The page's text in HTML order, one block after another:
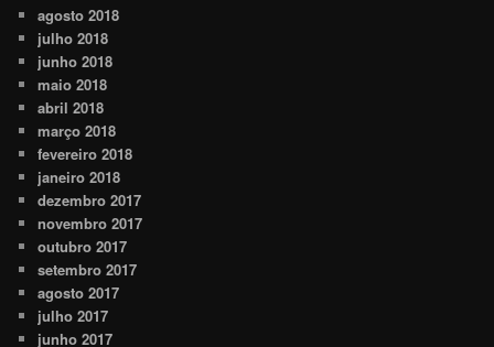
agosto 2018
julho 2018
junho 2018
maio 2018
abril 2018
março 2018
fevereiro 2018
janeiro 2018
dezembro 2017
novembro 2017
outubro 2017
setembro 2017
agosto 2017
julho 2017
junho 2017